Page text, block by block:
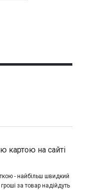
картою на сайті
- найбільш швидкий
за товар надійдуть